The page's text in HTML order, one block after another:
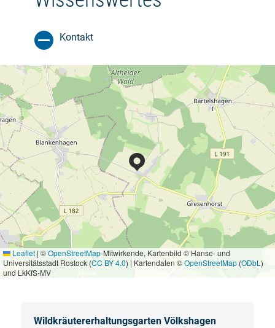
Kontakt
Leaflet | ©OpenStreetMap-Mitwirkende, Kartenbild © Hanse- und
Universitätsstadt Rostock (CC BY 4.0) | Kartendaten ©OpenStreetMap (ODbL )
und LkKfS-MV
Wildkräutererhaltungsgarten Völkshagen